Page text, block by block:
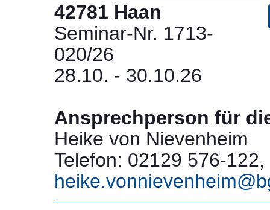
42781 Haan
Seminar-Nr. 1713-
020/26
28.10. - 30.10.26
Ansprechperson für
Heike von Nievenheim
Telefon: 02129 576-122,